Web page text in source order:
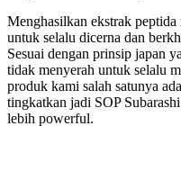
Menghasilkan ekstrak
untuk selalu dicerna dan
Sesuai dengan prinsip japan
tidak menyerah untuk selalu
produk kami salah satunya
tingkatkan jadi SOP
lebih powerful.